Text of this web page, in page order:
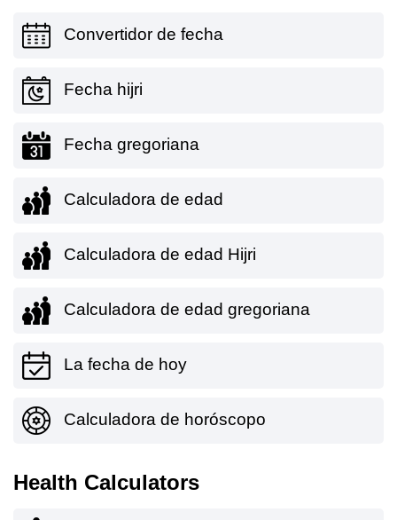
Convertidor de fecha
Fecha hijri
Fecha gregoriana
Calculadora de edad
Calculadora de edad Hijri
Calculadora de edad gregoriana
La fecha de hoy
Calculadora de horóscopo
Health Calculators